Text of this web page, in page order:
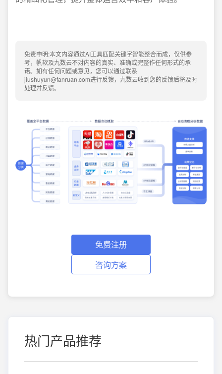
免责申明:本文内容通过AI工具匹配关键字智能整合而成，仅供参
考，帆软及九数云不对内容的真实、准确或完整作任何形式的承
诺。如有任何问题或意见，您可以通过联系
jiushuyun@fanruan.com进行反馈，九数云收到您的反馈后将及时
处理并反馈。
免费注册
咨询方案
热门产品推荐